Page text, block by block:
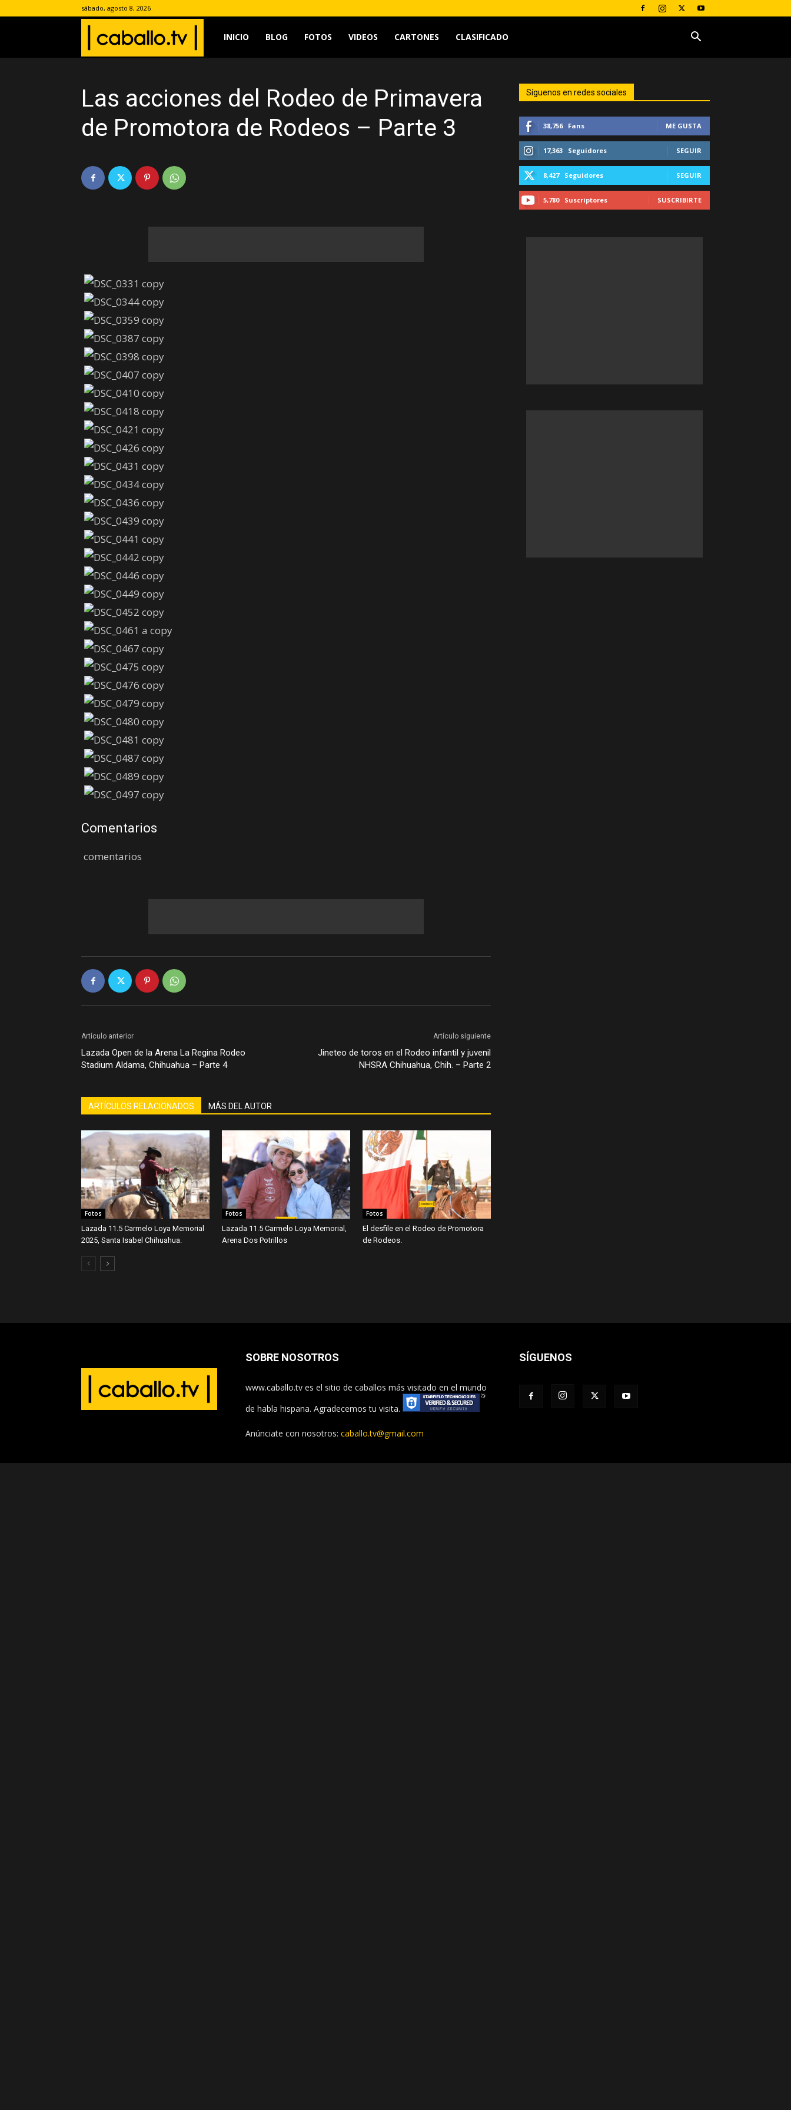
sábado, agosto 8, 2026
www.caballo.tv
INICIO BLOG FOTOS VIDEOS CARTONES CLASIFICADO
Las acciones del Rodeo de Primavera
de Promotora de Rodeos – Parte 3
Comentarios
comentarios
Artículo anterior
Lazada Open de la Arena La Regina Rodeo
Stadium Aldama, Chihuahua – Parte 4
Artículo siguiente
Jineteo de toros en el Rodeo infantil y juvenil
NHSRA Chihuahua, Chih. – Parte 2
ARTÍCULOS RELACIONADOS MÁS DEL AUTOR
Fotos
Lazada 11.5 Carmelo Loya Memorial
2025, Santa Isabel Chihuahua.
Fotos
Lazada 11.5 Carmelo Loya Memorial,
Arena Dos Potrillos
Fotos
El desfile en el Rodeo de Promotora
de Rodeos.
Síguenos en redes sociales
38,756 Fans ME GUSTA
17,363 Seguidores SEGUIR
8,427 Seguidores SEGUIR
5,780 Suscriptores SUSCRIBIRTE
SOBRE NOSOTROS
www.caballo.tv es el sitio de caballos más visitado en el mundo
de habla hispana. Agradecemos tu visita.
Anúnciate con nosotros: caballo.tv@gmail.com
SÍGUENOS